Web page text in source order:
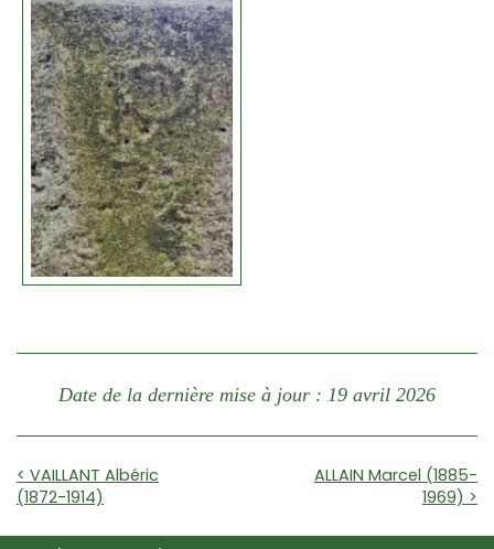
Date de la dernière mise à jour : 19 avril 2026
< VAILLANT Albéric
(1872-1914)
ALLAIN Marcel (1885-
1969) >